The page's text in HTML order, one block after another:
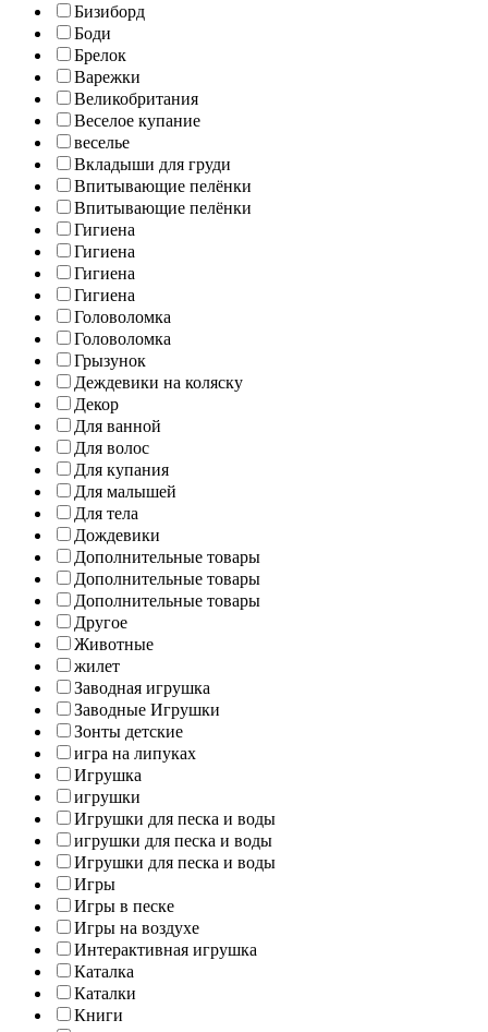
Бизиборд
Боди
Брелок
Варежки
Великобритания
Веселое купание
веселье
Вкладыши для груди
Впитывающие пелёнки
Впитывающие пелёнки
Гигиена
Гигиена
Гигиена
Гигиена
Головоломка
Головоломка
Грызунок
Деждевики на коляску
Декор
Для ванной
Для волос
Для купания
Для малышей
Для тела
Дождевики
Дополнительные товары
Дополнительные товары
Дополнительные товары
Другое
Животные
жилет
Заводная игрушка
Заводные Игрушки
Зонты детские
игра на липуках
Игрушка
игрушки
Игрушки для песка и воды
игрушки для песка и воды
Игрушки для песка и воды
Игры
Игры в песке
Игры на воздухе
Интерактивная игрушка
Каталка
Каталки
Книги